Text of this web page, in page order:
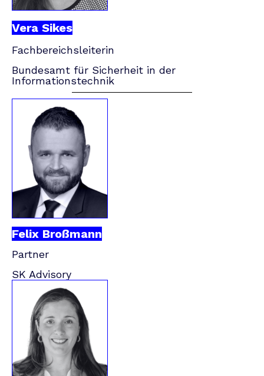
Vera Sikes
Fachbereichsleiterin
Bundesamt für Sicherheit in der
Informationstechnik
Felix Broßmann
Partner
SK Advisory